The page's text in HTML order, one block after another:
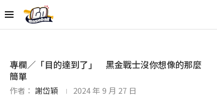
專欄／「目的達到了」 黑金戰士沒你想像的那麼
簡單
作者： 謝岱穎 2024 年 9 月 27 日